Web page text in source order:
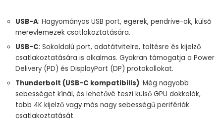
USB-A: Hagyományos USB port, egerek, pendrive-ok, külső
merevlemezek csatlakoztatására.
USB-C: Sokoldalú port, adatátvitelre, töltésre és kijelző
csatlakoztatására is alkalmas. Gyakran támogatja a Power
Delivery (PD) és DisplayPort (DP) protokollokat.
Thunderbolt (USB-C kompatibilis): Még nagyobb
sebességet kínál, és lehetővé teszi külső GPU dokkolók,
több 4K kijelző vagy más nagy sebességű perifériák
csatlakoztatását.